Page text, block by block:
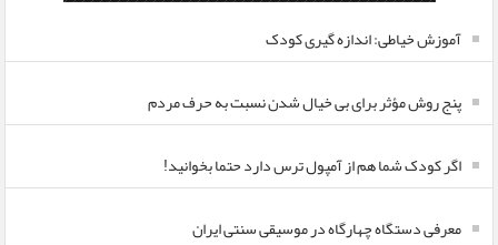
آموزش خیاطی: اندازه گیری کودک
پنج روش مؤثر برای بی خیال شدن نسبت به حرف مردم
اگر کودک شما هم از آمپول ترس دارد حتما بخوانید!
معرفی دستگاه چهارگاه در موسیقی سنتی ایران